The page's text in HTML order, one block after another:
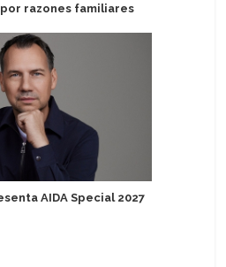
por razones familiares
AIDA Special 2027